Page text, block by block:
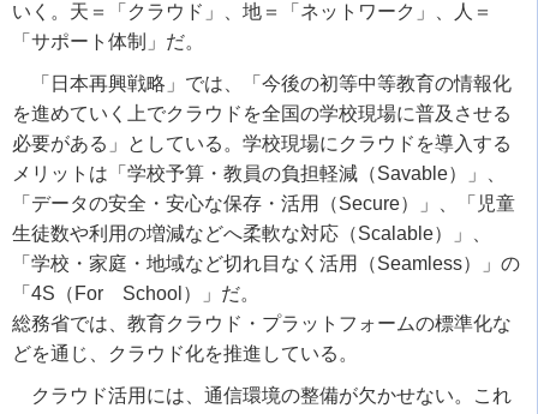
いく。天＝「クラウド」、地＝「ネットワーク」、人＝
「サポート体制」だ。
「日本再興戦略」では、「今後の初等中等教育の情報化
を進めていく上でクラウドを全国の学校現場に普及させる
必要がある」としている。学校現場にクラウドを導入する
メリットは「学校予算・教員の負担軽減（Savable）」、
「データの安全・安心な保存・活用（Secure）」、「児童
生徒数や利用の増減などへ柔軟な対応（Scalable）」、
「学校・家庭・地域など切れ目なく活用（Seamless）」の
「4S（For School）」だ。
総務省では、教育クラウド・プラットフォームの標準化な
どを通じ、クラウド化を推進している。
クラウド活用には、通信環境の整備が欠かせない。これ